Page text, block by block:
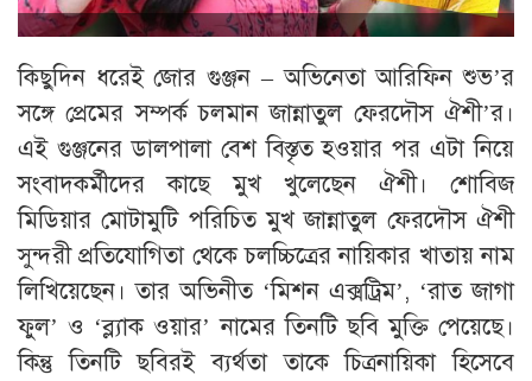
কিছুদিন ধরেই জোর গুঞ্জন – অভিনেতা আরিফিন শুভ’র
সঙ্গে প্রেমের সম্পর্ক চলমান জান্নাতুল ফেরদৌস ঐশী’র।
এই গুঞ্জনের ডালপালা বেশ বিস্তৃত হওয়ার পর এটা নিয়ে
সংবাদকর্মীদের কাছে মুখ খুলেছেন ঐশী। শোবিজ
মিডিয়ার মোটামুটি পরিচিত মুখ জান্নাতুল ফেরদৌস ঐশী
সুন্দরী প্রতিযোগিতা থেকে চলচ্চিত্রের নায়িকার খাতায় নাম
লিখিয়েছেন। তার অভিনীত ‘মিশন এক্সট্রিম’, ‘রাত জাগা
ফুল’ ও ‘ব্ল্যাক ওয়ার’ নামের তিনটি ছবি মুক্তি পেয়েছে।
কিন্তু তিনটি ছবিরই ব্যর্থতা তাকে চিত্রনায়িকা হিসেবে